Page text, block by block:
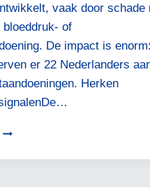
vaak door schade
bloeddruk- of
De impact is enorm:
er 22 Nederlanders
Herken